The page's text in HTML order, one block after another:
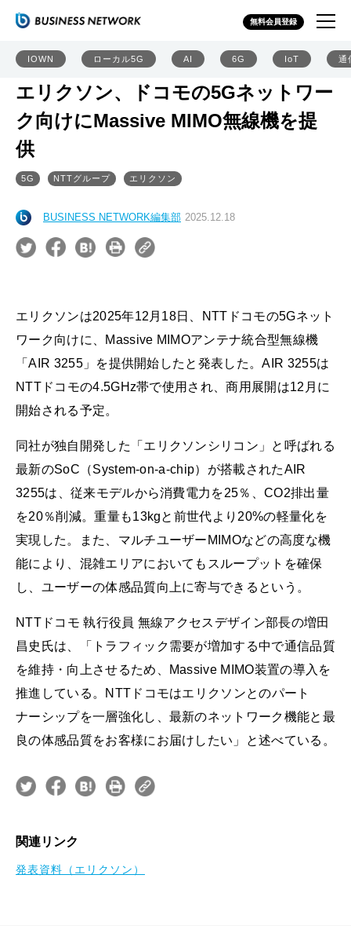
無料会員登録
IOWN ローカル5G AI 6G IoT 通
エリクソン、ドコモの5Gネットワー
ク向けにMassive MIMO無線機を提
供
5G NTTグループ エリクソン
BUSINESS NETWORK編集部 2025.12.18
エリクソンは2025年12月18日、NTTドコモの5Gネット
ワーク向けに、Massive MIMOアンテナ統合型無線機
「AIR 3255」を提供開始したと発表した。AIR 3255は
NTTドコモの4.5GHz帯で使用され、商用展開は12月に
開始される予定。
同社が独自開発した「エリクソンシリコン」と呼ばれる
最新のSoC（System-on-a-chip）が搭載されたAIR
3255は、従来モデルから消費電力を25％、CO2排出量
を20％削減。重量も13kgと前世代より20%の軽量化を
実現した。また、マルチユーザーMIMOなどの高度な機
能により、混雑エリアにおいてもスループットを確保
し、ユーザーの体感品質向上に寄与できるという。
NTTドコモ 執行役員 無線アクセスデザイン部長の増田
昌史氏は、「トラフィック需要が増加する中で通信品質
を維持・向上させるため、Massive MIMO装置の導入を
推進している。NTTドコモはエリクソンとのパート
ナーシップを一層強化し、最新のネットワーク機能と最
良の体感品質をお客様にお届けしたい」と述べている。
関連リンク
発表資料（エリクソン）